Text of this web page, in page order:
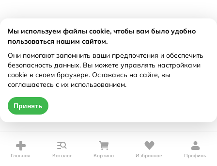
Главная Каталог Корзина Избранное Профиль
Мы используем файлы cookie, чтобы вам было удобно
пользоваться нашим сайтом.
Они помогают запомнить ваши предпочтения и обеспечить
безопасность данных. Вы можете управлять настройками
cookie в своем браузере. Оставаясь на сайте, вы
соглашаетесь с их использованием.
Принять